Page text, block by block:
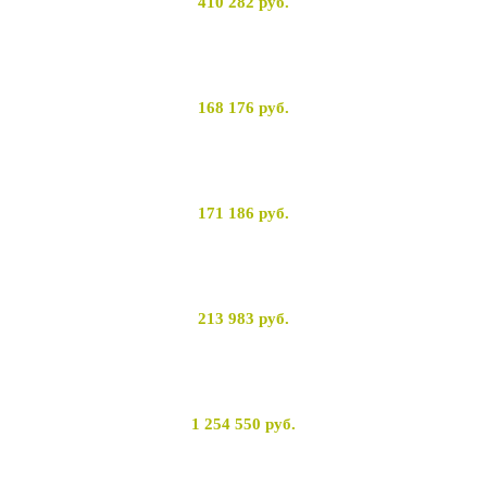
168 176 руб.
171 186 руб.
213 983 руб.
1 254 550 руб.